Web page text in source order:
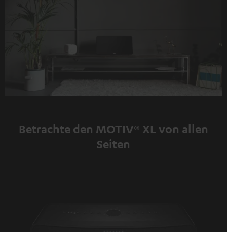
Betrachte den MOTIV® XL von allen
Seiten